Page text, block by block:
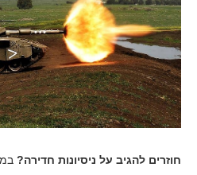
חוזרים להגיב על ניסיונות חדירה?